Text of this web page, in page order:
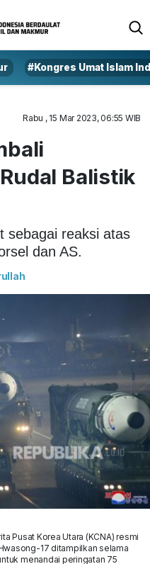
#Kongres Umat Islam
Rabu , 15 Mar 2023, 06:55 WIB
Balistik
sebagai reaksi atas
dan AS.
Pusat Korea Utara (KCNA) resmi
17 ditampilkan selama
menandai peringatan 75